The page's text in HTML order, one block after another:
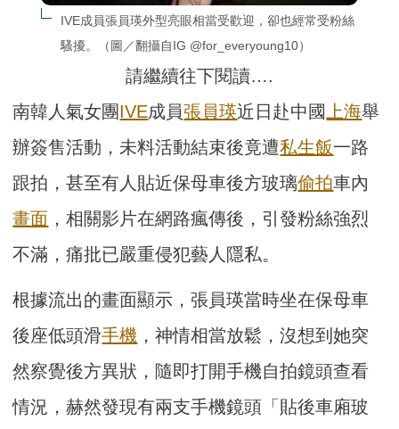
IVE成員張員瑛外型亮眼相當受歡迎，卻也經常受粉絲
騷擾。（圖／翻攝自IG @for_everyoung10）
請繼續往下閱讀….
南韓人氣女團IVE成員張員瑛近日赴中國 上海舉
辦簽售活動，未料活動結束後竟遭私生飯一路
跟拍，甚至有人貼近保母車後方玻璃偷拍車內
畫面 ，相關影片在網路瘋傳後，引發粉絲強烈
不滿，痛批已嚴重侵犯藝人隱私。
根據流出的畫面顯示，張員瑛當時坐在保母車
後座低頭滑手機 ，神情相當放鬆，沒想到她突
然察覺後方異狀，隨即打開手機自拍鏡頭查看
情況，赫然發現有兩支手機鏡頭「貼後車廂玻